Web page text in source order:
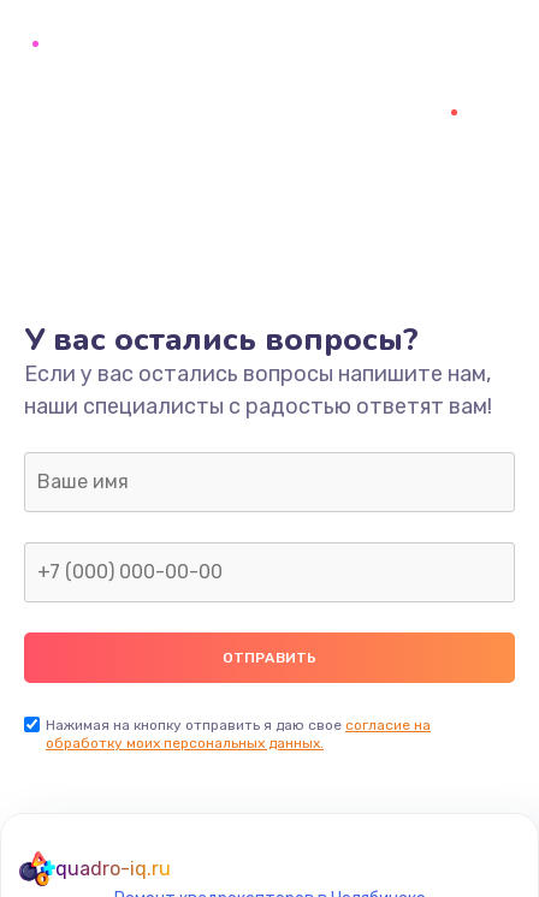
У вас остались вопросы?
Если у вас остались вопросы напишите нам,
наши специалисты с радостью ответят вам!
Нажимая на кнопку отправить я даю свое согласие на
обработку моих персональных данных.
quadro-iq.ru